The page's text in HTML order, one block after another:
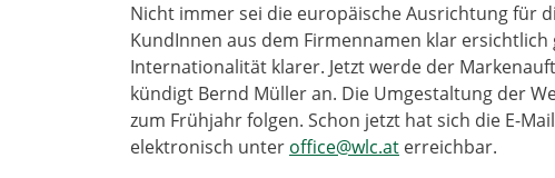
Nicht immer sei die europäische Ausrichtung für
KundInnen aus dem Firmennamen klar
Internationalität klarer. Jetzt werde der
kündigt Bernd Müller an. Die Umgestaltung der
zum Frühjahr folgen. Schon jetzt hat sich die E-
elektronisch unter office@wlc.at erreichbar.